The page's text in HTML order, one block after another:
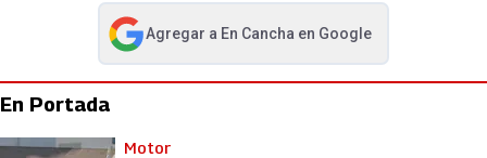
Agregar a En Cancha en Google
abre en nueva pestaña
En Portada
Motor